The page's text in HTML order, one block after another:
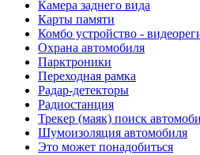
Камера заднего вида
Карты памяти
Комбо устройство -
Охрана автомобиля
Парктроники
Переходная рамка
Радар-детекторы
Радиостанция
Трекер (маяк) поиск
Шумоизоляция автомобиля
Это может понадобиться